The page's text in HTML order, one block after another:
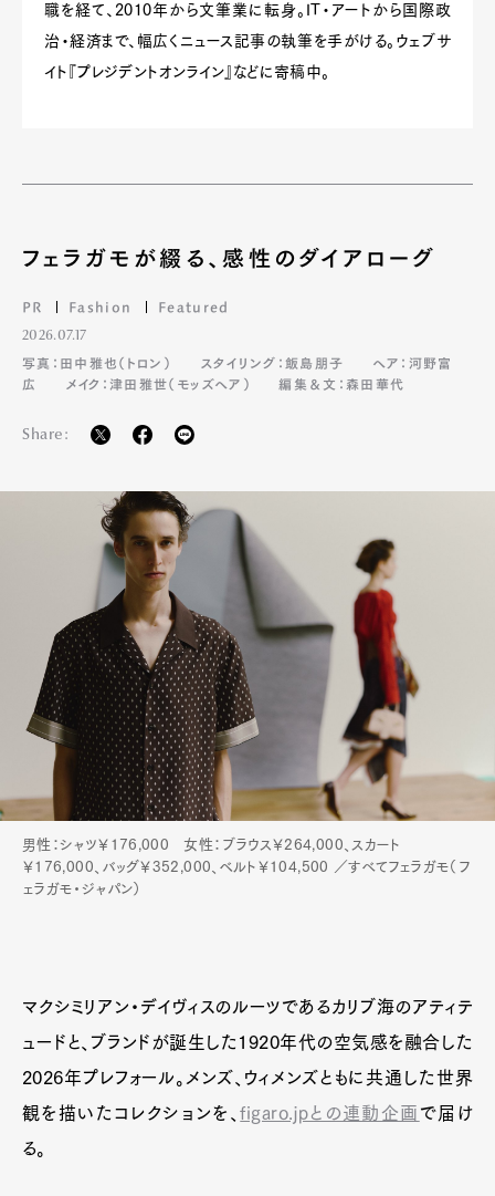
職を経て、2010年から文筆業に転身。IT・アートから国際政
治・経済まで、幅広くニュース記事の執筆を手がける。ウェブサ
イト『プレジデントオンライン』などに寄稿中。
フェラガモが綴る、感性のダイアローグ
PR Fashion Featured
2026.07.17
写真：田中雅也（トロン）
スタイリング：飯島朋子
ヘア：河野富
広
メイク：津田雅世（モッズヘア） 編集＆文：森田華代
Share:
男性：シャツ￥176,000 女性：ブラウス￥264,000、スカート
￥176,000、バッグ￥352,000、ベルト￥104,500 ／すべてフェラガモ（フ
ェラガモ・ジャパン）
マクシミリアン・デイヴィスのルーツであるカリブ海のアティテ
ュードと、ブランドが誕生した1920年代の空気感を融合した
2026年プレフォール。メンズ、ウィメンズともに共通した世界
観を描いたコレクションを、figaro.jpとの連動企画 で届け
る。